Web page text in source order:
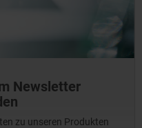
Newsletter
zu unseren Produkten